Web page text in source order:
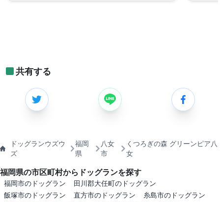
共有する
ドッグランウズウ
ズ
福岡
県
八女
市
くつろぎの森 グリーンピア八
女
福岡県の市区町村からドッグランを探す
福岡市のドッグラン
田川郡大任町のドッグラン
飯塚市のドッグラン
直方市のドッグラン
糸島市のドッグラン